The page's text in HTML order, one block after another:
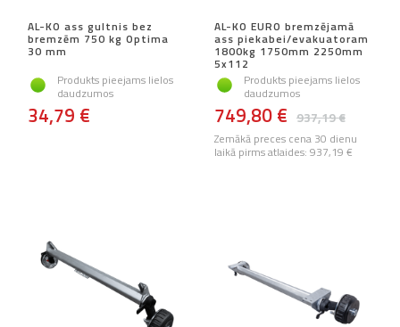
AL-KO ass gultnis bez
bremzēm 750 kg Optima
30 mm
Produkts pieejams lielos
daudzumos
34,79 €
AL-KO EURO bremzējamā
ass piekabei/evakuatoram
1800kg 1750mm 2250mm
5x112
Produkts pieejams lielos
daudzumos
937,19 €
749,80 €
Zemākā preces cena 30 dienu
laikā pirms atlaides: 937,19 €